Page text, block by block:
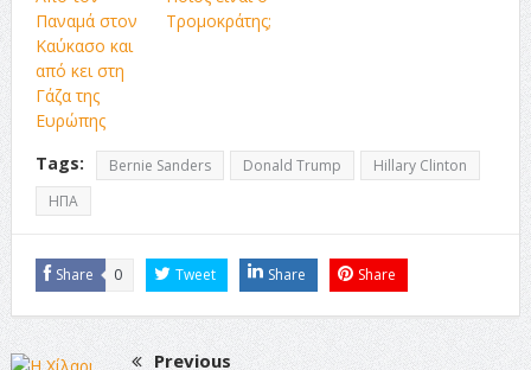
Παναμά στον
Καύκασο και
από κει στη
Γάζα της
Ευρώπης
Τρομοκράτης;
Tags: Bernie Sanders Donald Trump
Hillary Clinton
ΗΠΑ
Share 0 Tweet Share Share
Previous